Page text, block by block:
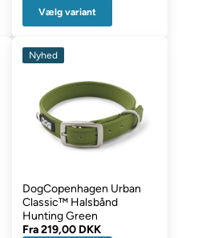
Vælg variant
Nyhed
DogCopenhagen Urban
Classic™ Halsbånd
Hunting Green
Fra219,00 DKK